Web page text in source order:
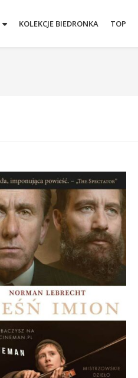
KOLEKCJE BIEDRONKA TOP